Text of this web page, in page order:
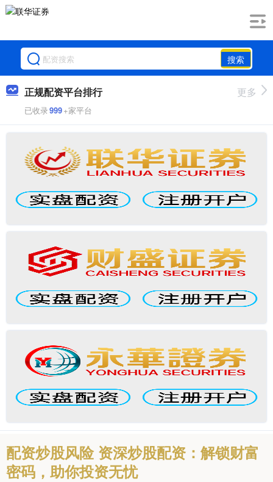
搜索
正规配资平台排行
已收录999+家平台
更多
配资炒股风险 资深炒股配资：解锁财富
密码，助你投资无忧